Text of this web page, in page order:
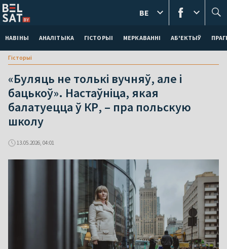
НАВІНЫ АНАЛІТЫКА ГІСТОРЫІ МЕРКАВАННI АБ'ЕКТЫЎ
BE
Гісторыі
«Буляць не толькі вучняў, але і
бацькоў». Настаўніца, якая
балатуецца ў КР, – пра польскую
школу
13.05.2026, 04:01